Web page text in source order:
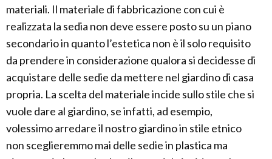
materiali. Il materiale di fabbricazione con cui è
realizzata la sedia non deve essere posto su un piano
secondario in quanto l’estetica non è il solo requisito
da prendere in considerazione qualora si decidesse di
acquistare delle sedie da mettere nel giardino di casa
propria. La scelta del materiale incide sullo stile che si
vuole dare al giardino, se infatti, ad esempio,
volessimo arredare il nostro giardino in stile etnico
non sceglieremmo mai delle sedie in plastica ma